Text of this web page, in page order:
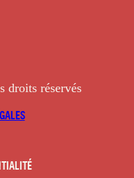
droits réservés